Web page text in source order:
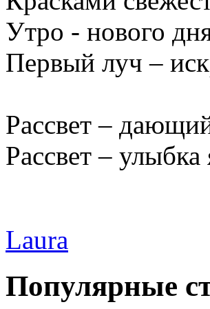
Утро - нового
Первый луч –
Рассвет –
Рассвет – улыбка
Laura
Популярные